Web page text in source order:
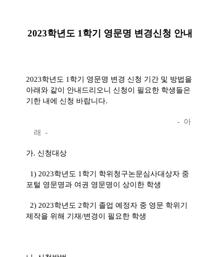
2023학년도 1학기 영문명 변경신청 안내
2023학년도 1학기 영문명 변경 신청 기간 및 방법을
아래와 같이 안내드리오니 신청이 필요한 학생들은
기한 내에 신청 바랍니다.
- 아
래 -
가. 신청대상
1) 2023학년도 1학기 학위청구논문심사대상자 중
포털 영문명과 여권 영문명이 상이한 학생
2) 2023학년도 2학기 졸업 예정자 중 영문 학위기
제작을 위해 기재/변경이 필요한 학생